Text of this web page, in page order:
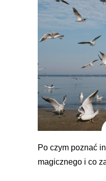
Po czym poznać
magicznego i co